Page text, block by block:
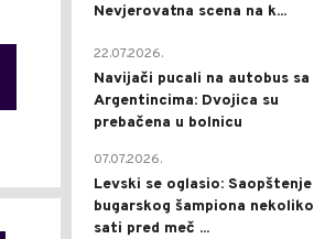
Nevjerovatna scena na k...
22.07.2026.
Navijači pucali na autobus sa
Argentincima: Dvojica su
prebačena u bolnicu
07.07.2026.
Levski se oglasio: Saopštenje
bugarskog šampiona nekoliko
sati pred meč ...